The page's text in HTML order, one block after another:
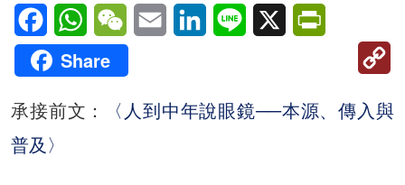
FacebookWhatsAppWeChatEmail LinkedInLine X
Share
承接前文：
〈人到中年說眼鏡──本源、傳入與
普及〉